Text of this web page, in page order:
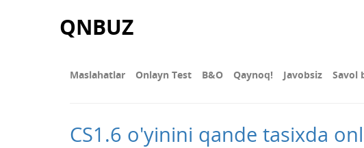
QNBUZ
Maslahatlar Onlayn Test В&О Qaynoq! Javobsiz Savol
CS1.6 o'yinini qande tasixda